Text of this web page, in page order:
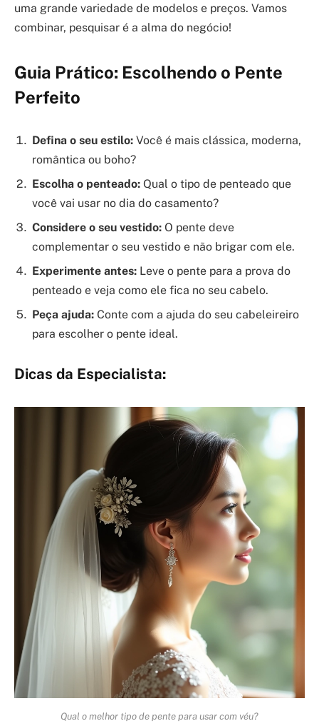
uma grande variedade de modelos e preços. Vamos
combinar, pesquisar é a alma do negócio!
Guia Prático: Escolhendo o Pente
Perfeito
Defina o seu estilo: Você é mais clássica, moderna,
romântica ou boho?
Escolha o penteado: Qual o tipo de penteado que
você vai usar no dia do casamento?
Considere o seu vestido: O pente deve
complementar o seu vestido e não brigar com ele.
Experimente antes: Leve o pente para a prova do
penteado e veja como ele fica no seu cabelo.
Peça ajuda: Conte com a ajuda do seu cabeleireiro
para escolher o pente ideal.
Dicas da Especialista:
Qual o melhor tipo de pente para usar com véu?